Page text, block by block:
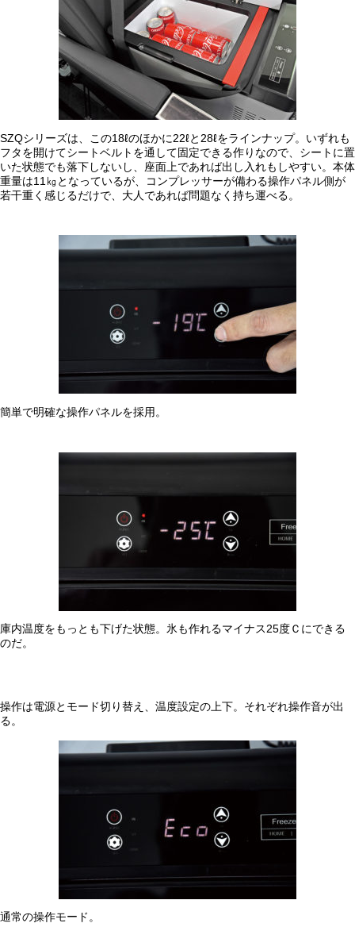
SZQシリーズは、この18ℓのほかに22ℓと28ℓをラインナップ。いずれも
フタを開けてシートベルトを通して固定できる作りなので、シートに置
いた状態でも落下しないし、座面上であれば出し入れもしやすい。本体
重量は11㎏となっているが、コンプレッサーが備わる操作パネル側が
若干重く感じるだけで、大人であれば問題なく持ち運べる。
簡単で明確な操作パネルを採用。
庫内温度をもっとも下げた状態。氷も作れるマイナス25度Ｃにできる
のだ。
操作は電源とモード切り替え、温度設定の上下。それぞれ操作音が出
る。
通常の操作モード。